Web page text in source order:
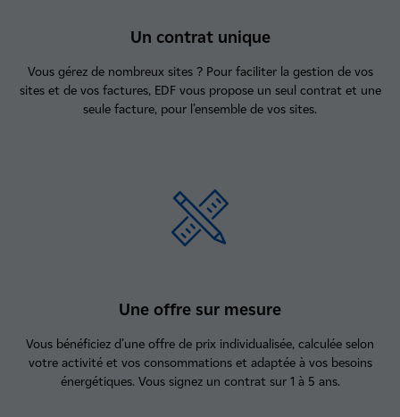
Un contrat unique
Vous gérez de nombreux sites ? Pour faciliter la gestion de vos
sites et de vos factures, EDF vous propose un seul contrat et une
seule facture, pour l’ensemble de vos sites.
Une offre sur mesure
Vous bénéficiez d’une offre de prix individualisée, calculée selon
votre activité et vos consommations et adaptée à vos besoins
énergétiques. Vous signez un contrat sur 1 à 5 ans.